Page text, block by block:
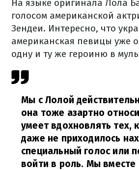
На языке оригинала Лола
голосом американской
Зендеи. Интересно, что
американская певицы уже
одну и ту же героиню в
Мы с Лолой
она ​​тоже азартно
умеет вдохновлять тех,
даже не приходилось
специальный голос или
войти в роль. Мы вместе